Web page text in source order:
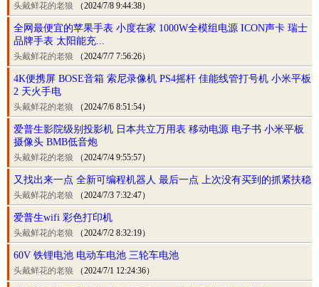
头戴鲜花的老狼 （2024/7/8 9:44:38）
全网最便宜的苹果手表 小度在家 1000W全模组电源 ICON声卡 瑞士
品牌手表 太阳能充...
头戴鲜花的老狼 （2024/7/7 7:56:26）
4K便携屏 BOSE音箱 索尼录像机 PS4摇杆 佳能线管打号机 小米平板
2 天火手电
头戴鲜花的老狼 （2024/7/6 8:51:54）
爱普生影院级别投影机 日本共立万用表 移动电源 电子书 小米平板
摄像头 BMB低音炮
头戴鲜花的老狼 （2024/7/4 9:55:57）
又找出来一点 全新可编程机器人 最后一点 上次没有买到的抓紧扶稳
头戴鲜花的老狼 （2024/7/3 7:32:47）
爱普生wifi 彩色打印机
头戴鲜花的老狼 （2024/7/2 8:32:19）
60V 铁锂电池 电动车电池 三轮车电池
头戴鲜花的老狼 （2024/7/1 12:24:36）